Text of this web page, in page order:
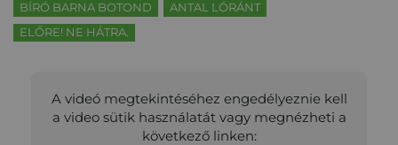
BÍRÓ BARNA BOTOND
ANTAL LÓRÁNT
ELŐRE! NE HÁTRA.
A videó megtekintéséhez engedélyeznie kell
a video sütik használatát vagy megnézheti a
következő linken: